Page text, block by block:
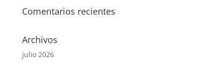
Comentarios recientes
Archivos
julio 2026